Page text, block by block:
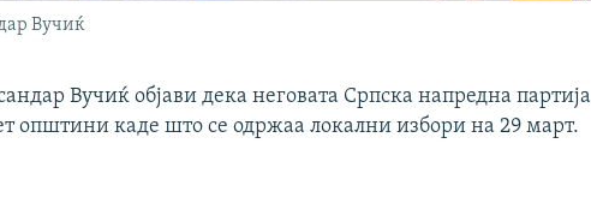
Вучиќ
Вучиќ објави дека неговата Српска напредна партија
општини каде што се одржаа локални избори на 29 март.